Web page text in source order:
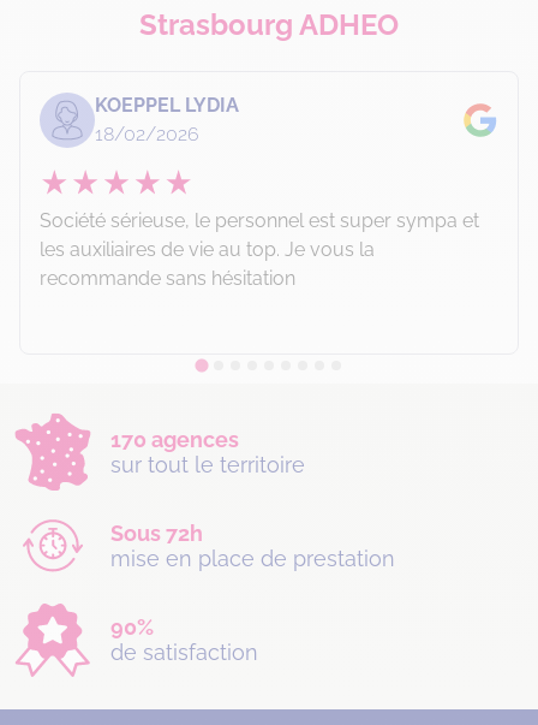
Strasbourg ADHEO
KOEPPEL LYDIA
18/02/2026
Société sérieuse, le personnel est super sympa et
les auxiliaires de vie au top. Je vous la
recommande sans hésitation
170 agences
sur tout le territoire
Sous 72h
mise en place de prestation
90%
de satisfaction